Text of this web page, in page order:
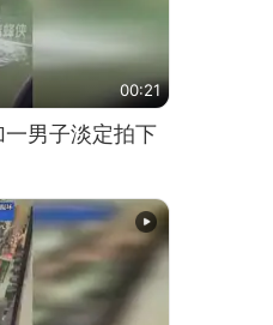
00:21
男子淡定拍下